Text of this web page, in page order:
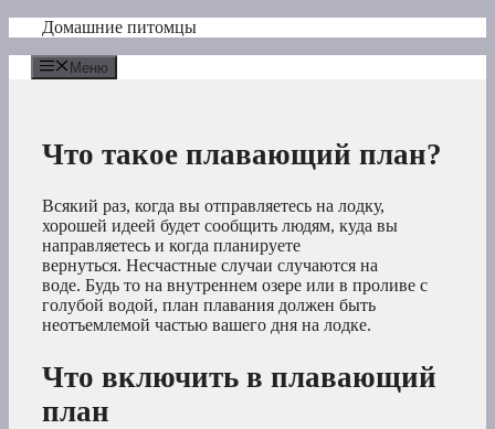
Перейти
содержимому
Домашние питомцы
Меню
Что такое плавающий план?
Всякий раз, когда вы отправляетесь на лодку,
хорошей идеей будет сообщить людям, куда вы
направляетесь и когда планируете
вернуться. Несчастные случаи случаются на
воде. Будь то на внутреннем озере или в проливе с
голубой водой, план плавания должен быть
неотъемлемой частью вашего дня на лодке.
Что включить в плавающий
план